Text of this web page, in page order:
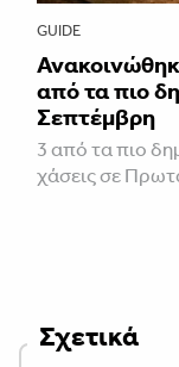
GUIDE
από τα πιο
Σεπτέμβρη
3 από τα πιο
χάσεις σε
Σχετικά